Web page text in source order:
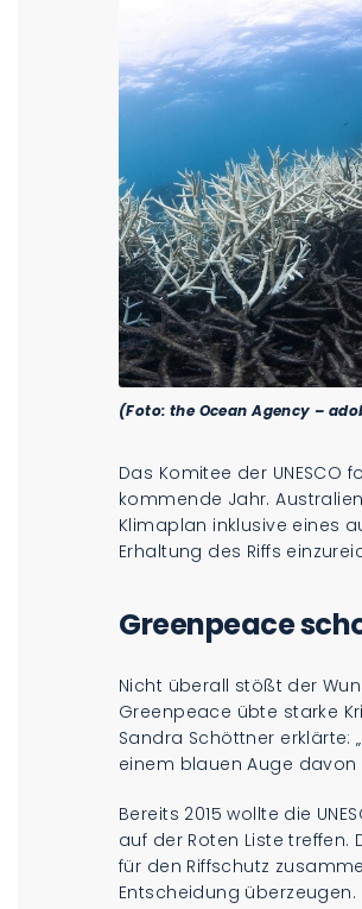
(Foto: the Ocean Agency –
Das Komitee der
kommende Jahr.
Klimaplan inklusive eines
Erhaltung des Riffs
Greenpeace
Nicht überall stößt der
Greenpeace übte starke
Sandra Schöttner erklärte:
einem blauen Auge
Bereits 2015 wollte die
auf der Roten Liste
für den Riffschutz
Entscheidung überzeugen.